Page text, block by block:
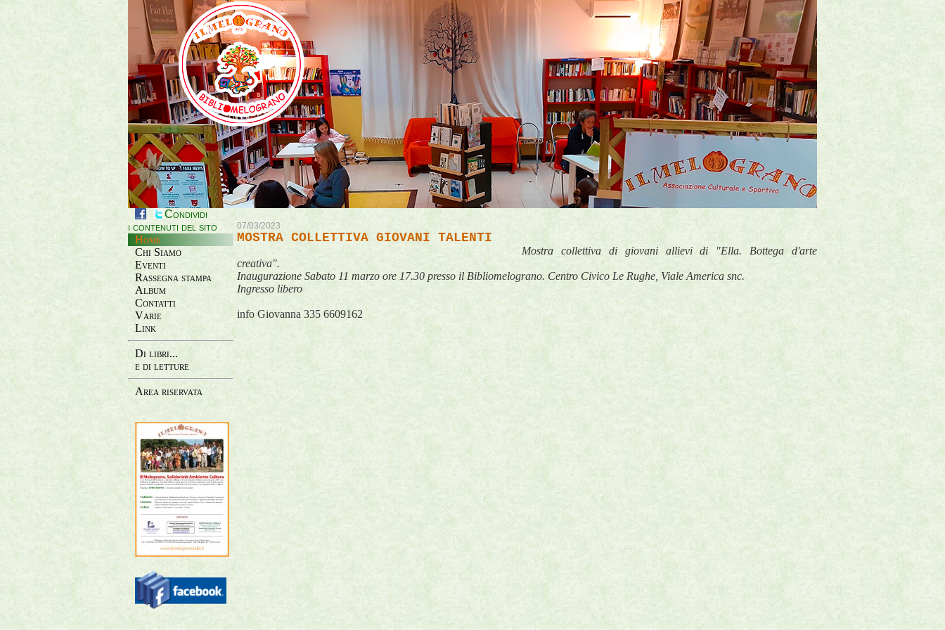
Condividi
i contenuti del sito
Home
Chi Siamo
Eventi
Rassegna stampa
Album
Contatti
Varie
Link
Di libri...
e di letture
Area riservata
07/03/2023
MOSTRA COLLETTIVA GIOVANI TALENTI
Mostra collettiva di giovani allievi di "Ella. Bottega d'arte
creativa".
Inaugurazione Sabato 11 marzo ore 17.30 presso il Bibliomelograno. Centro Civico Le Rughe, Viale America snc.
Ingresso libero
info Giovanna 335 6609162